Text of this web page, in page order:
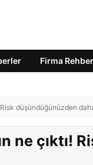
Firma
düşündüğünüzden
ne çıktı!